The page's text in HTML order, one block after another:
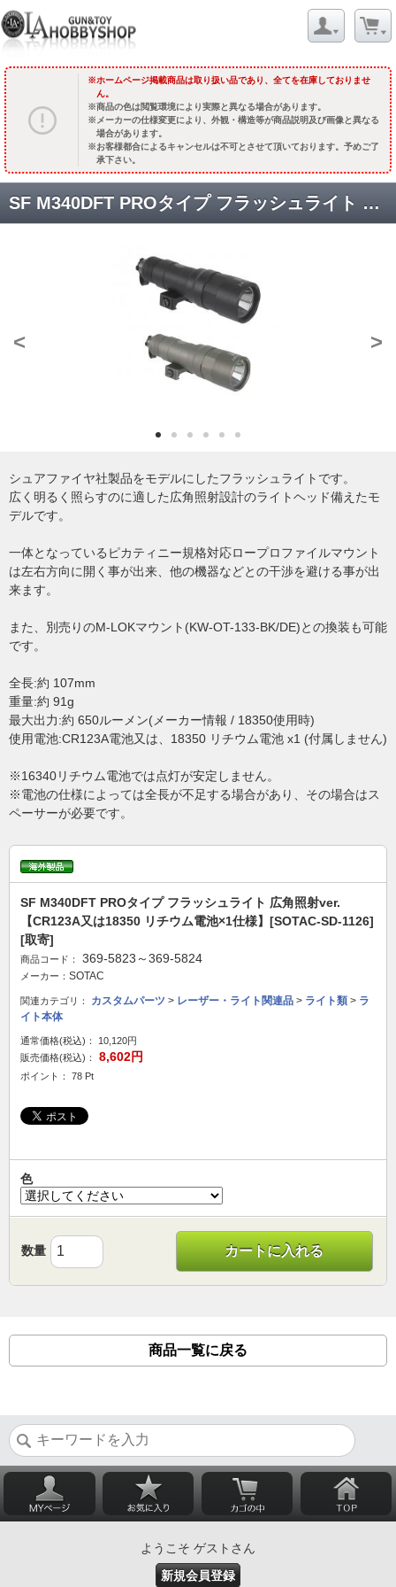
ホームページ掲載商品は取り扱い品であり、全てを在庫しておりませ
ん。
商品の色は閲覧環境により実際と異なる場合があります。
メーカーの仕様変更により、外観・構造等が商品説明及び画像と異なる
場合があります。
お客様都合によるキャンセルは不可とさせて頂いております。予めご了
承下さい。
SF M340DFT PROタイプ フラッシュライト 広角照射ver. 【CR123A又は18350 リチウム電池×1仕様】[SOTAC-SD-1126] [取寄]
< >
シュアファイヤ社製品をモデルにしたフラッシュライトです。
広く明るく照らすのに適した広角照射設計のライトヘッド備えたモ
デルです。
一体となっているピカティニー規格対応ロープロファイルマウント
は左右方向に開く事が出来、他の機器などとの干渉を避ける事が出
来ます。
また、別売りのM-LOKマウント(KW-OT-133-BK/DE)との換装も可能
です。
全長:約 107mm
重量:約 91g
最大出力:約 650ルーメン(メーカー情報 / 18350使用時)
使用電池:CR123A電池又は、18350 リチウム電池 x1 (付属しません)
※16340リチウム電池では点灯が安定しません。
※電池の仕様によっては全長が不足する場合があり、その場合はス
ペーサーが必要です。
SF M340DFT PROタイプ フラッシュライト 広角照射ver.
【CR123A又は18350 リチウム電池×1仕様】[SOTAC-SD-1126]
[取寄]
商品コード： 369-5823～369-5824
メーカー： SOTAC
関連カテゴリ： カスタムパーツ > レーザー・ライト関連品 > ライト類 > ラ
イト本体
通常価格(税込)：
10,120円
販売価格(税込)：
8,602円
ポイント： 78 Pt
色
数量 カートに入れる
商品一覧に戻る
ようこそ ゲストさん
新規会員登録